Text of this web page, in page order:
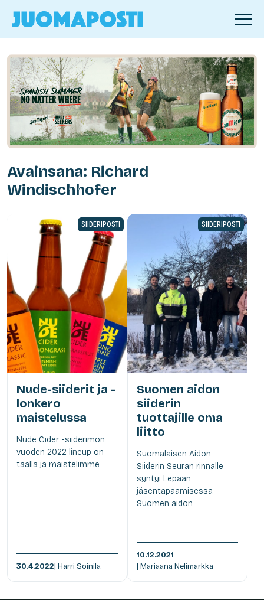
Avainsana: Richard
Windischhofer
SIIDERIPOSTI
Nude-siiderit ja -
lonkero
maistelussa
Nude Cider -siiderimön
vuoden 2022 lineup on
täällä ja maistelimme...
30.4.2022| Harri Soinila
SIIDERIPOSTI
Suomen aidon
siiderin
tuottajille oma
liitto
Suomalaisen Aidon
Siiderin Seuran rinnalle
syntyi Lepaan
jäsentapaamisessa
Suomen aidon...
10.12.2021
| Mariaana Nelimarkka